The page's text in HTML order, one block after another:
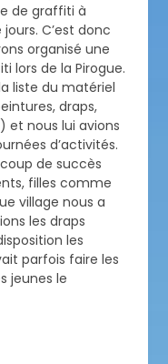
de graffiti à
C’est donc
organisé une
lors de la Pirogue.
liste du matériel
draps,
et nous lui avions
d’activités.
de succès
filles comme
village nous a
les draps
les
parfois faire les
jeunes le